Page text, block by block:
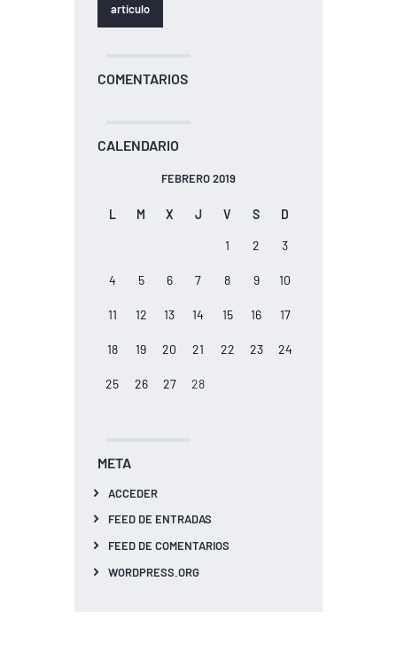
articulo
COMENTARIOS
CALENDARIO
FEBRERO 2019
L M X J V S
D
1
2 3
4 5 6 7 8 9 10
11 12 13 14 15 16 17
18 19 20 21 22 23 24
25 26 27 28
META
ACCEDER
FEED DE ENTRADAS
FEED DE COMENTARIOS
WORDPRESS.ORG